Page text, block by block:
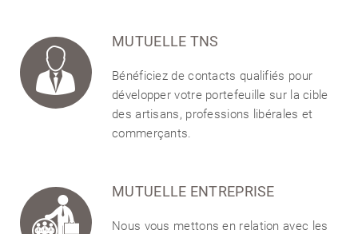
MUTUELLE TNS
Bénéficiez de contacts qualifiés pour
développer votre portefeuille sur la cible
des artisans, professions libérales et
commerçants.
MUTUELLE ENTREPRISE
Nous vous mettons en relation avec les